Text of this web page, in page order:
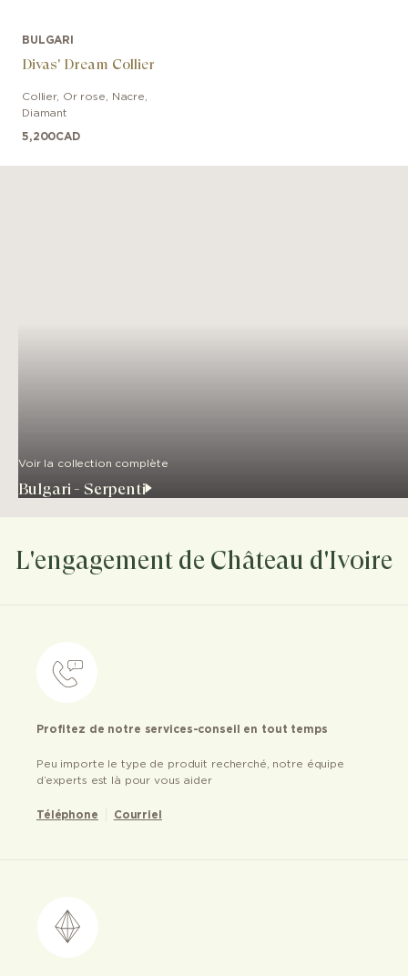
BULGARI
Divas' Dream Collier
Collier, Or rose
Nacre,
Diamant
5,200CAD
Voir la collection complète
Bulgari - Serpenti
L'engagement de Château d'Ivoire
Profitez de notre services-conseil en tout temps
Peu importe le type de produit recherché, notre équipe
d’experts est là pour vous aider
Téléphone Courriel